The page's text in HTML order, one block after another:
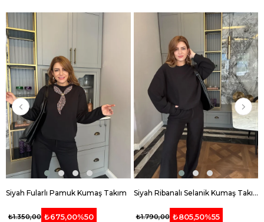
Siyah Fularlı Pamuk Kumaş Takım
₺675,00%50
₺1.350,00
Siyah Ribanalı Selanik Kumaş Takım
₺805,50%55
₺1.790,00